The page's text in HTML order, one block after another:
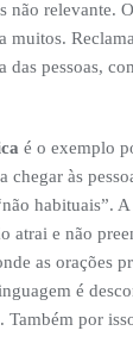
não relevante.
muitos.
pessoas,
é o exemplo
às
habituais”.
atrai e não
as orações
é
Também por